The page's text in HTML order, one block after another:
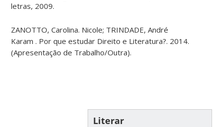
letras, 2009.
ZANOTTO, Carolina. Nicole; TRINDADE, André
Karam . Por que estudar Direito e Literatura?. 2014.
(Apresentação de Trabalho/Outra).
Literar